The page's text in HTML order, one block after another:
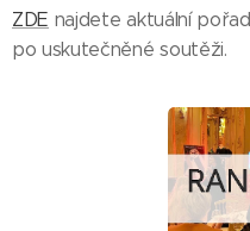
ZDE najdete aktuální
po uskutečněné soutěži.